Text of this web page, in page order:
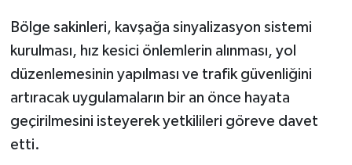
Bölge sakinleri, kavşağa sinyalizasyon sistemi
kurulması, hız kesici önlemlerin alınması, yol
düzenlemesinin yapılması ve trafik güvenliğini
artıracak uygulamaların bir an önce hayata
geçirilmesini isteyerek yetkilileri göreve davet
etti.